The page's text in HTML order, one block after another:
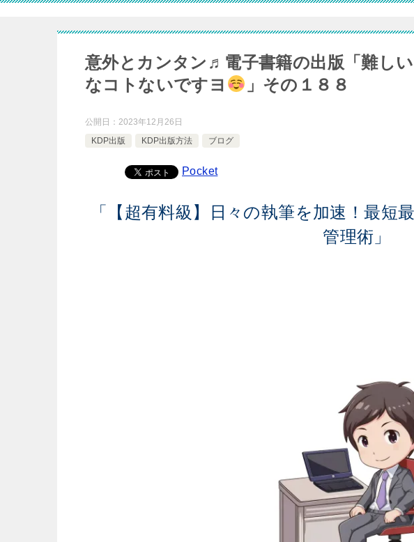
意外とカンタン♬電子書籍の出版「難し
なコトないですヨ
」その１８８
公開日： 2023年12月26日
KDP出版
KDP出版方法 ブログ
Pocket
「【超有料級】日々の執筆を加速！最短
管理術」